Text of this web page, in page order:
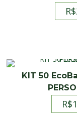
R$
KIT 50
R$